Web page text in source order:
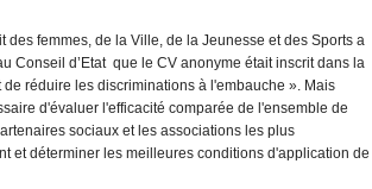
des femmes, de la Ville, de la Jeunesse et des Sports a
Conseil d’Etat que le CV anonyme était inscrit dans la
réduire les discriminations à l'embauche ». Mais
d'évaluer l'efficacité comparée de l'ensemble de
sociaux et les associations les plus
et déterminer les meilleures conditions d'application de